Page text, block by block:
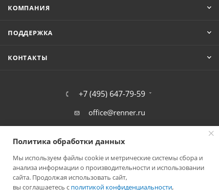
КОМПАНИЯ
ПОДДЕРЖКА
КОНТАКТЫ
+7 (495) 647-79-59
office@renner.ru
Политика обработки данных
Мы используем файлы cookie и метрические системы сбора и
анализа информации о производительности и использовании
сайта. Продолжая использовать сайт,
вы соглашаетесь с политикой конфиденциальности,